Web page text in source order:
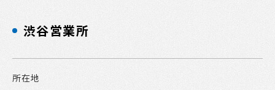
渋谷営業所
所在地